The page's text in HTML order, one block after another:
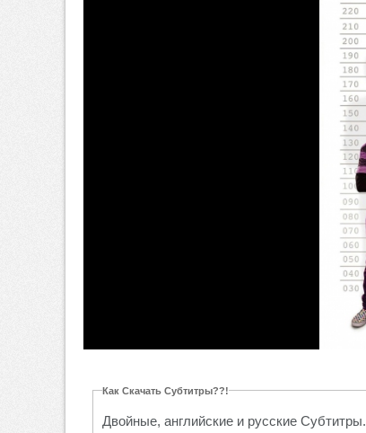
Как Скачать Субтитры??!
Двойные, английские и русские Субтитры.